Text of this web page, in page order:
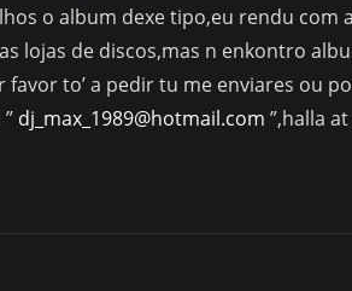
o album dexe tipo,eu rendu com
lojas de discos,mas n enkontro
favor to’ a pedir tu me enviares ou
dj_max_1989@hotmail.com ”,halla